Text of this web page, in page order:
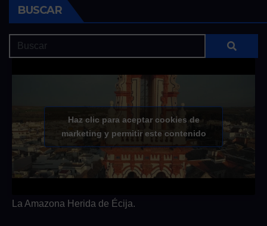
BUSCAR
Haz clic para aceptar cookies de
marketing y permitir este contenido
La Amazona Herida de Écija.